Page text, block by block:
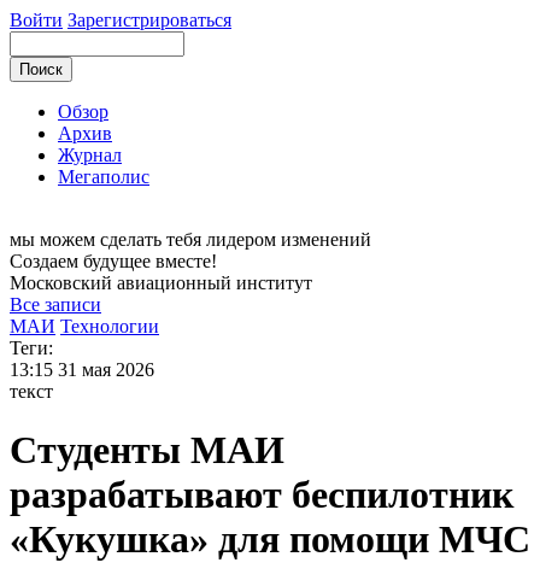
Войти Зарегистрироваться
Обзор
Архив
Журнал
Мегаполис
мы можем сделать тебя лидером изменений
Создаем будущее вместе!
Московский авиационный институт
Все записи
МАИ Технологии
Теги:
13:15 31 мая 2026
текст
Студенты МАИ
разрабатывают беспилотник
«Кукушка» для помощи МЧС